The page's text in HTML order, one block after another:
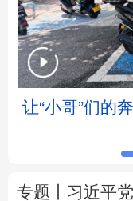
地方频道
北京
辽宁
让“小哥”们的
专题丨 习近平